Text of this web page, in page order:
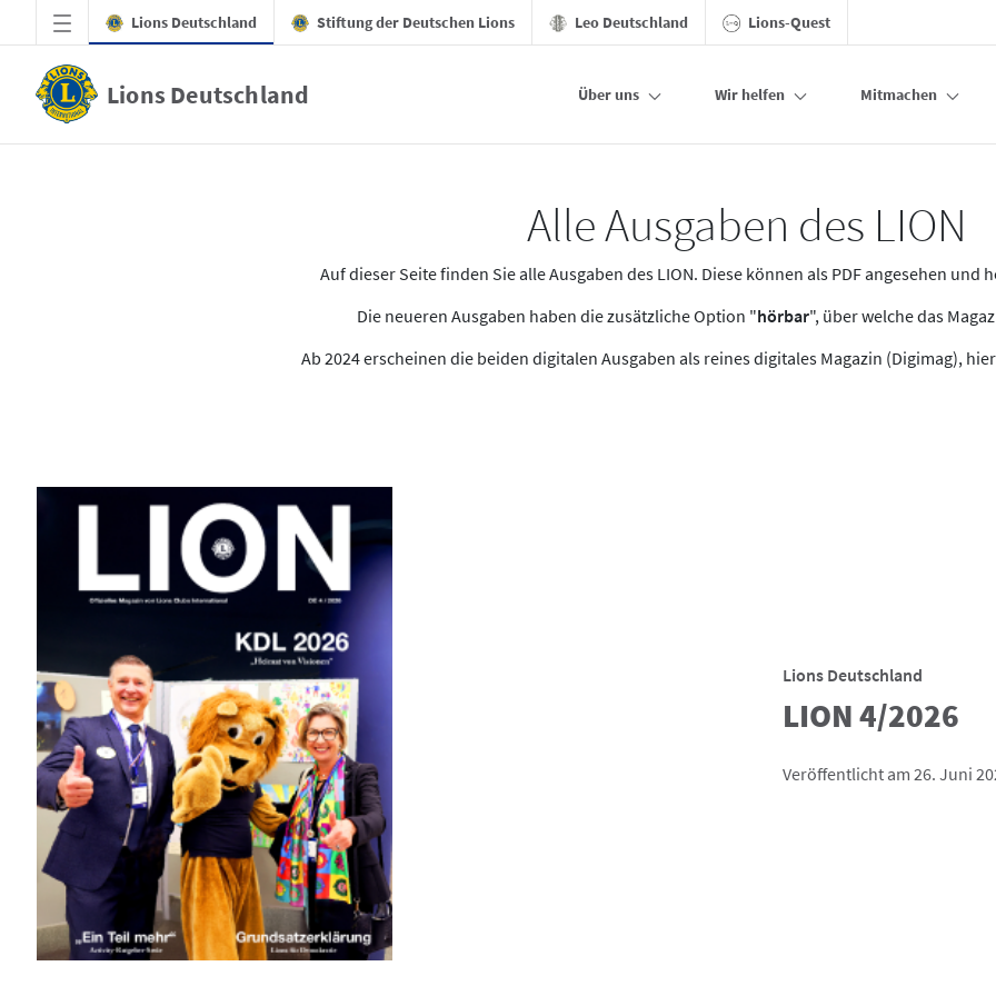
Zum Hauptinhalt springen
Lions Deutschland Stiftung der Deutschen Lions Leo Deutschland Lions-Quest
Lions Deutschland Über uns Wir helfen Mitmachen
Alle Ausgaben des LION
Auf dieser Seite finden Sie alle Ausgaben des LION. Diese können als PDF angesehen und
Die neueren Ausgaben haben die zusätzliche Option "hörbar", über welche das
Ab 2024 erscheinen die beiden digitalen Ausgaben als reines digitales Magazin (Digimag),
Lions Deutschland
LION 4/2026
Veröffentlicht am 26. Juni